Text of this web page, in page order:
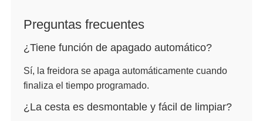
Preguntas frecuentes
¿Tiene función de apagado automático?
Sí, la freidora se apaga automáticamente cuando
finaliza el tiempo programado.
¿La cesta es desmontable y fácil de limpiar?